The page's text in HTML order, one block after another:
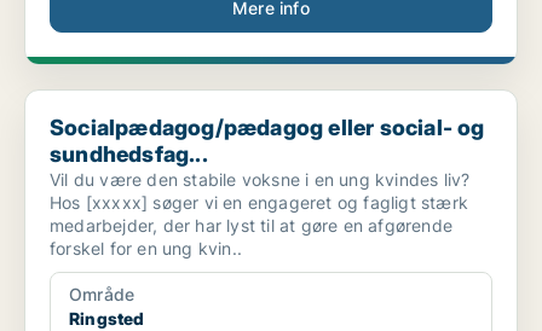
Mere info
Socialpædagog/pædagog eller social- og sundhedsfag...
Socialpædagog/pædagog eller social- og
sundhedsfag...
Vil du være den stabile voksne i en ung kvindes liv?
Hos [xxxxx] søger vi en engageret og fagligt stærk
medarbejder, der har lyst til at gøre en afgørende
forskel for en ung kvin..
Område
Ringsted